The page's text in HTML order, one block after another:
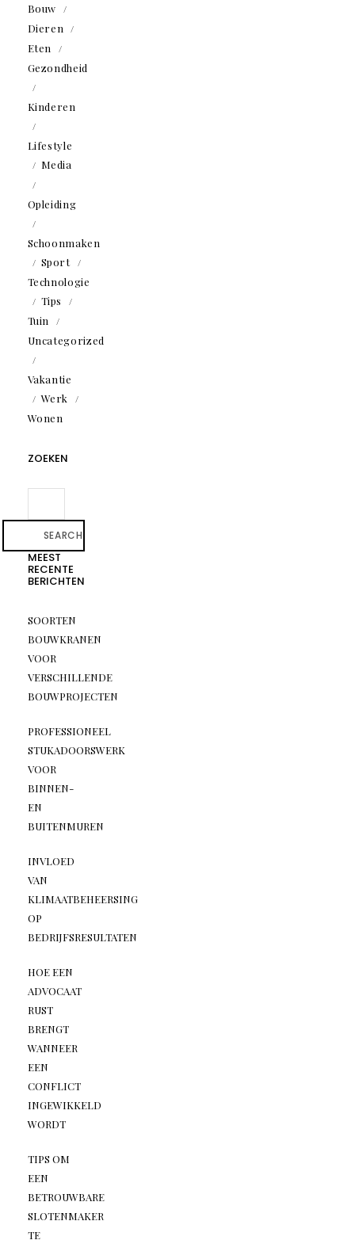
Bouw
Dieren
Eten
Gezondheid
Kinderen
Lifestyle
Media
Opleiding
Schoonmaken
Sport
Technologie
Tips
Tuin
Uncategorized
Vakantie
Werk
Wonen
ZOEKEN
SEARCH
MEEST
RECENTE
BERICHTEN
SOORTEN
BOUWKRANEN
VOOR
VERSCHILLENDE
BOUWPROJECTEN
PROFESSIONEEL
STUKADOORSWERK
VOOR
BINNEN-
EN
BUITENMUREN
INVLOED
VAN
KLIMAATBEHEERSING
OP
BEDRIJFSRESULTATEN
HOE EEN
ADVOCAAT
RUST
BRENGT
WANNEER
EEN
CONFLICT
INGEWIKKELD
WORDT
TIPS OM
EEN
BETROUWBARE
SLOTENMAKER
TE